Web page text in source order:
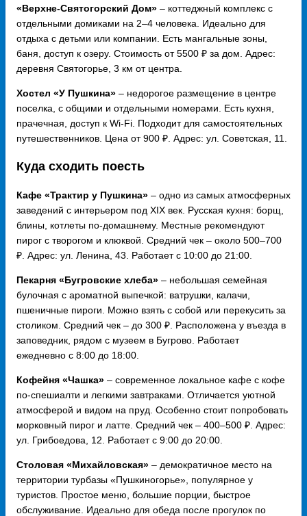
«Верхне-Святогорский Дом» – коттеджный комплекс с
отдельными домиками на 2–4 человека. Идеально для
отдыха с детьми или компании. Есть мангальные зоны,
баня, доступ к озеру. Стоимость от 5500 ₽ за дом. Адрес:
деревня Святогорье, 3 км от центра.
Хостел «У Пушкина» – недорогое размещение в центре
поселка, с общими и отдельными номерами. Есть кухня,
прачечная, доступ к Wi-Fi. Подходит для самостоятельных
путешественников. Цена от 900 ₽. Адрес: ул. Советская, 11.
Куда сходить поесть
Кафе «Трактир у Пушкина» – одно из самых атмосферных
заведений с интерьером под XIX век. Русская кухня: борщ,
блины, котлеты по-домашнему. Местные рекомендуют
пирог с творогом и клюквой. Средний чек – около 500–700
₽. Адрес: ул. Ленина, 43. Работает с 10:00 до 21:00.
Пекарня «Бугровские хлеба» – небольшая семейная
булочная с ароматной выпечкой: ватрушки, калачи,
пшеничные пироги. Можно взять с собой или перекусить за
столиком. Средний чек – до 300 ₽. Расположена у въезда в
заповедник, рядом с музеем в Бугрово. Работает
ежедневно с 8:00 до 18:00.
Кофейня «Чашка» – современное локальное кафе с кофе
по‑спешиалти и легкими завтраками. Отличается уютной
атмосферой и видом на пруд. Особенно стоит попробовать
морковный пирог и латте. Средний чек – 400–500 ₽. Адрес:
ул. Грибоедова, 12. Работает с 9:00 до 20:00.
Столовая «Михайловская» – демократичное место на
территории турбазы «Пушкиногорье», популярное у
туристов. Простое меню, большие порции, быстрое
обслуживание. Идеально для обеда после прогулок по